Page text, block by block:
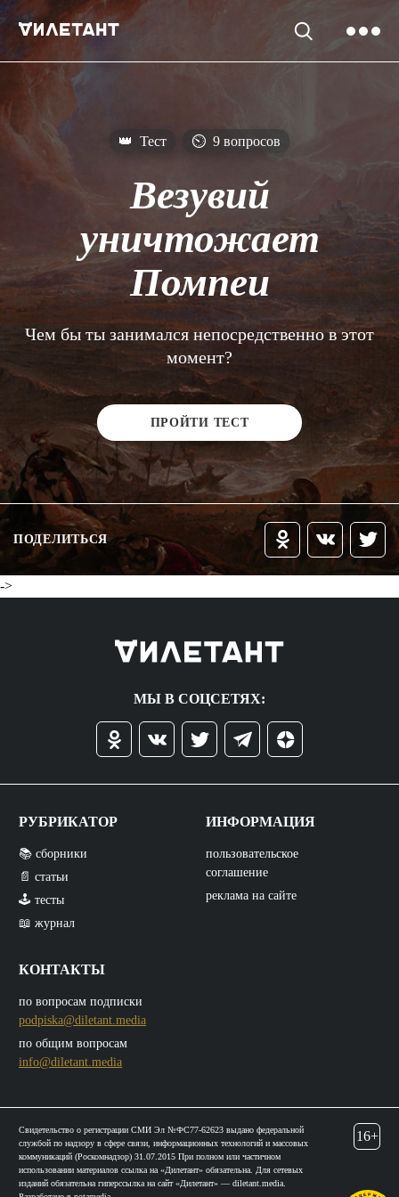
👑 Тест ⏲ 9 вопросов
Везувий
уничтожает
Помпеи
Чем бы ты занимался непосредственно в этот
момент?
ПРОЙТИ ТЕСТ
ПОДЕЛИТЬСЯ
->
МЫ В СОЦСЕТЯХ:
РУБРИКАТОР
📚 сборники
📄 статьи
🕹️ тесты
📖 журнал
КОНТАКТЫ
по вопросам подписки
podpiska@diletant.media
по общим вопросам
info@diletant.media
ИНФОРМАЦИЯ
пользовательское
соглашение
реклама на сайте
Свидетельство о регистрации СМИ Эл №ФС77-62623 выдано федеральной
службой по надзору в сфере связи, информационных технологий и массовых
коммуникаций (Роскомнадзор) 31.07.2015 При полном или частичном
использовании материалов ссылка на «Дилетант» обязательна. Для сетевых
изданий обязательна гиперссылка на сайт «Дилетант» — diletant.media.
16+